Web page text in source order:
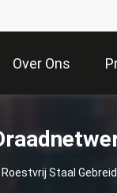
Over Ons
Staal